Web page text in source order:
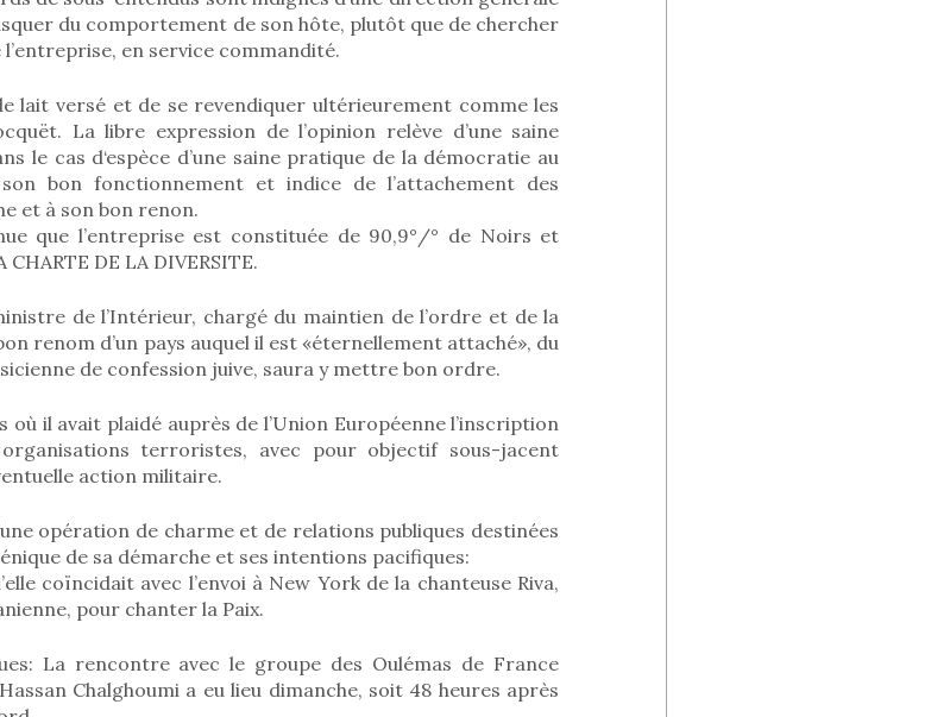
du comportement de son hôte, plutôt que de chercher
en service commandité.
lait versé et de se revendiquer ultérieurement comme les
La libre expression de l’opinion relève d’une saine
le cas d‘espèce d’une saine pratique de la démocratie au
bon fonctionnement et indice de l’attachement des
et à son bon renon.
que l’entreprise est constituée de 90,9°/° de Noirs et
DE LA DIVERSITE.
de l’Intérieur, chargé du maintien de l’ordre et de la
renom d’un pays auquel il est «éternellement attaché», du
de confession juive, saura y mettre bon ordre.
où il avait plaidé auprès de l’Union Européenne l’inscription
terroristes, avec pour objectif sous-jacent
action militaire.
opération de charme et de relations publiques destinées
de sa démarche et ses intentions pacifiques:
coïncidait avec l’envoi à New York de la chanteuse Riva,
pour chanter la Paix.
La rencontre avec le groupe des Oulémas de France
Chalghoumi a eu lieu dimanche, soit 48 heures après